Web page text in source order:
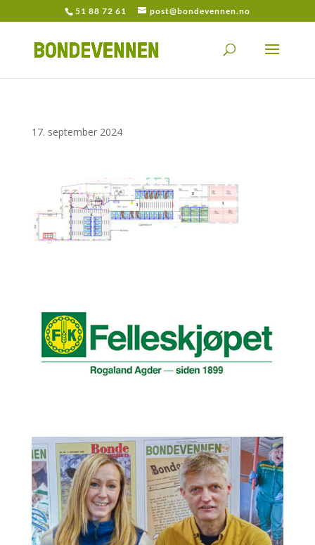
51 88 72 61 post@bondevennen.no
17. september 2024